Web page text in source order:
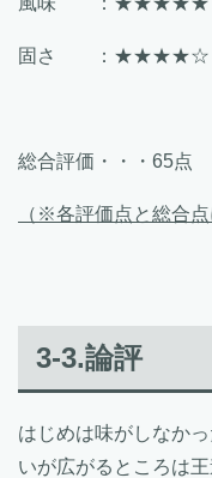
固さ ：★★★★☆
総合評価・・・65点
（※各評価点と総合点
3-3.論評
はじめは味がしなか
いが広がるところは